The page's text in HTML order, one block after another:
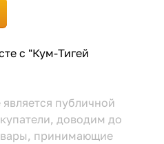
с "Кум-Тигей
публичной
доводим до
принимающие